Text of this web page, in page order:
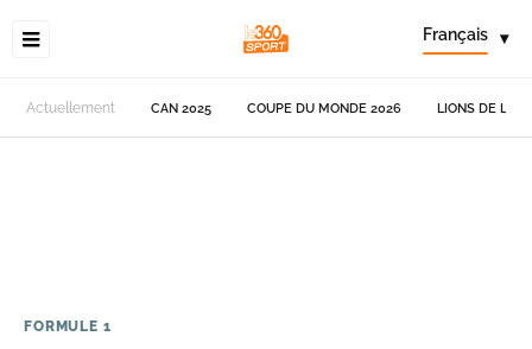
Français ▾
Actuellement CAN 2025 COUPE DU MONDE 2026 LIONS DE
FORMULE 1